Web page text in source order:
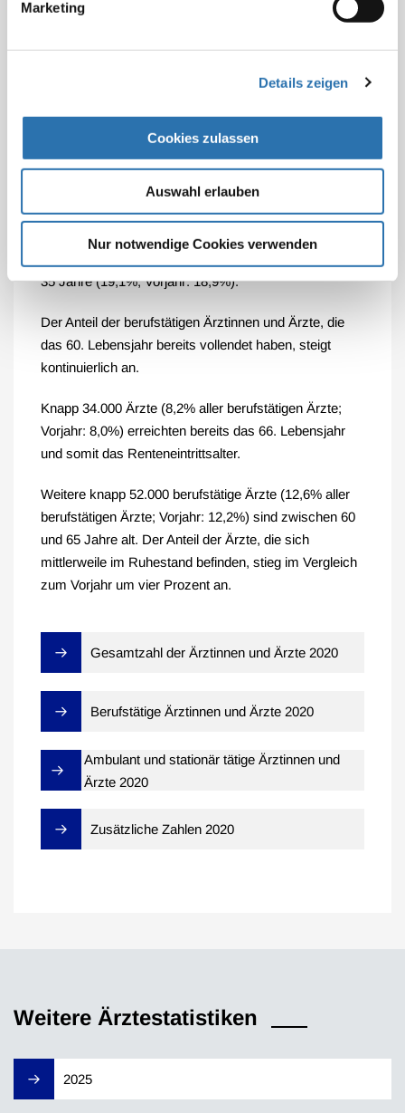
Marketing
Details zeigen
Cookies zulassen
Auswahl erlauben
Nur notwendige Cookies verwenden
noch im Vorjahr.
deutscher Staatsangehörigkeit ging um rund 17
Sorge bereitet weiterhin die Entwicklung des
Altersdurchschnitts der deutschen Ärzteschaft. So
bestätigen die aktuell erfassten Zahlen die Tendenz zur
35 Jahre (19,1%; Vorjahr: 18,9%).
Der Anteil der berufstätigen Ärztinnen und Ärzte, die
das 60. Lebensjahr bereits vollendet haben, steigt
kontinuierlich an.
Knapp 34.000 Ärzte (8,2% aller berufstätigen Ärzte;
Vorjahr: 8,0%) erreichten bereits das 66. Lebensjahr
und somit das Renteneintrittsalter.
Weitere knapp 52.000 berufstätige Ärzte (12,6% aller
berufstätigen Ärzte; Vorjahr: 12,2%) sind zwischen 60
und 65 Jahre alt. Der Anteil der Ärzte, die sich
mittlerweile im Ruhestand befinden, stieg im Vergleich
zum Vorjahr um vier Prozent an.
Gesamtzahl der Ärztinnen und Ärzte 2020
Berufstätige Ärztinnen und Ärzte 2020
Ambulant und stationär tätige Ärztinnen und
Ärzte 2020
Zusätzliche Zahlen 2020
Weitere Ärztestatistiken
2025